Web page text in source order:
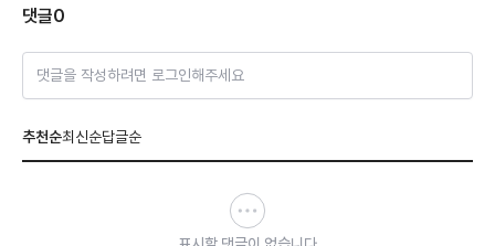
댓글0
댓글을 작성하려면 로그인해주세요
추천순최신순답글순